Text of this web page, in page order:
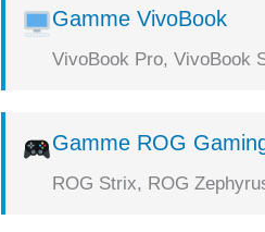
Gamme VivoBook
VivoBook Pro, VivoBook
Gamme ROG
ROG Strix, ROG